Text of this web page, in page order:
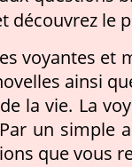
découvrez le
voyantes
ainsi
la vie. La
un simple
que vous